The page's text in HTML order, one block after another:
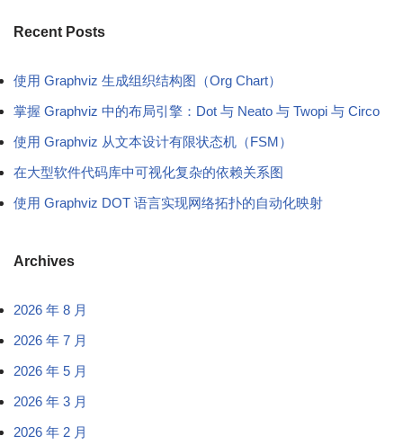
Recent Posts
使用 Graphviz 生成组织结构图（Org Chart）
掌握 Graphviz 中的布局引擎：Dot 与 Neato 与 Twopi 与 Circo
使用 Graphviz 从文本设计有限状态机（FSM）
在大型软件代码库中可视化复杂的依赖关系图
使用 Graphviz DOT 语言实现网络拓扑的自动化映射
Archives
2026 年 8 月
2026 年 7 月
2026 年 5 月
2026 年 3 月
2026 年 2 月